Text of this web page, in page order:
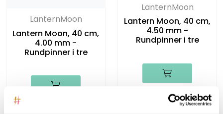
LanternMoon
Lantern Moon, 40 cm,
4.00 mm -
Rundpinner i tre
LanternMoon
Lantern Moon, 40 cm,
4.50 mm -
Rundpinner i tre